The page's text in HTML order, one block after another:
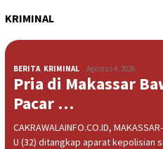
KRIMINAL
BERITA KRIMINAL Agustus 4, 2026
Pria di Makassar
Pacar …
CAKRAWALAINFO.CO.ID,
U (32) ditangkap aparat kepolisian